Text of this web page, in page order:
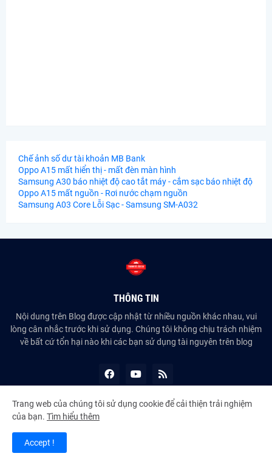
Chế ảnh số dư tài khoản MB Bank
Oppo A15 mất hiển thị - mất đèn màn hình
Samsung A30 báo nhiệt độ cao tắt máy - cắm sạc báo nhiệt độ
Oppo A15 mất nguồn - Rơi nước chạm nguồn
Samsung A03 Core Lỗi Sạc - Samsung SM-A032
THÔNG TIN
Nội dung trên Blog được cập nhật từ nhiều nguồn khác nhau, vui
lòng cân nhắc trước khi sử dụng. Chúng tôi không chịu trách nhiệm
về bất cứ tổn hại nào khi các bạn sử dụng tài nguyên trên blog
Copyright ©
Home
Trang web của chúng tôi sử dụng cookie để cải thiện trải nghiệm
của bạn. Tìm hiểu thêm
Accept !